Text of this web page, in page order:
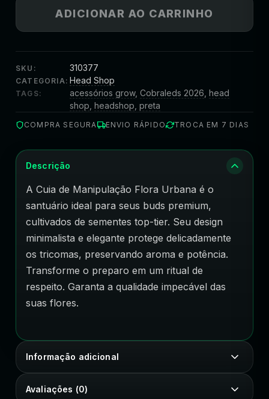
ADICIONAR AO CARRINHO
SKU: 310377
CATEGORIA: Head Shop
TAGS: acessórios grow, Cobraleds 2026 head
shop headshop preta
COMPRA SEGURA ENVIO RÁPIDO TROCA EM 7 DIAS
Descrição
A Cuia de Manipulação Flora Urbana é o
santuário ideal para seus buds premium,
cultivados de sementes top-tier. Seu design
minimalista e elegante protege delicadamente
os tricomas, preservando aroma e potência.
Transforme o preparo em um ritual de
respeito. Garanta a qualidade impecável das
suas flores.
Informação adicional
Avaliações (0)